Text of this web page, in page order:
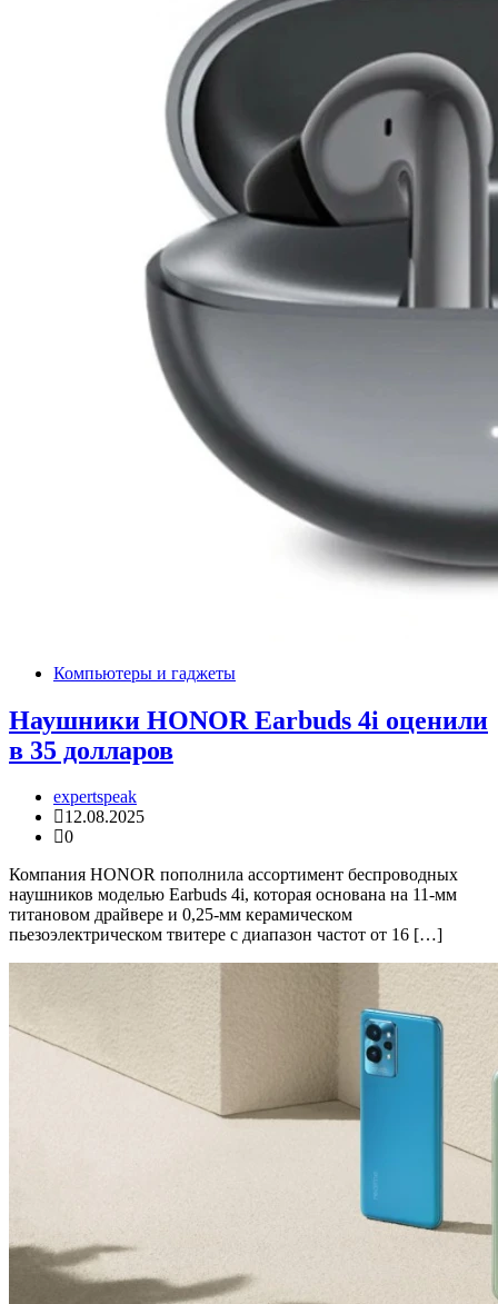
Компьютеры и гаджеты
Наушники HONOR Earbuds 4i оценили
в 35 долларов
expertspeak
12.08.2025
0
Компания HONOR пополнила ассортимент беспроводных
наушников моделью Earbuds 4i, которая основана на 11-мм
титановом драйвере и 0,25-мм керамическом
пьезоэлектрическом твитере с диапазон частот от 16 […]